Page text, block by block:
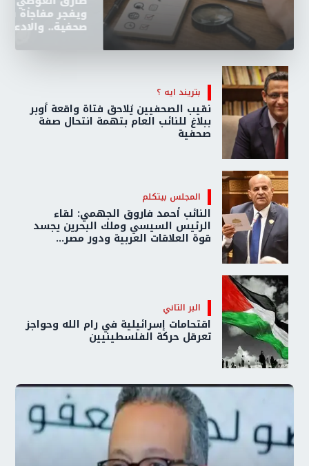
هل نصدق السوشيال ميديا أم البيانات
الرسمية؟.. كيف تُصنع الحقيقة في زمن التريند؟
بتريند ايه ؟
نقيب الصحفيين يُلاحق فتاة واقعة أوبر
ببلاغ للنائب العام بتهمة انتحال صفة
صحفية
المجلس بيتكلم
النائب أحمد فاروق الجهمي: لقاء
الرئيس السيسي وملك البحرين يجسد
قوة العلاقات العربية ودور مصر...
البر التاني
اقتحامات إسرائيلية في رام الله وحواجز
تعرقل حركة الفلسطينيين